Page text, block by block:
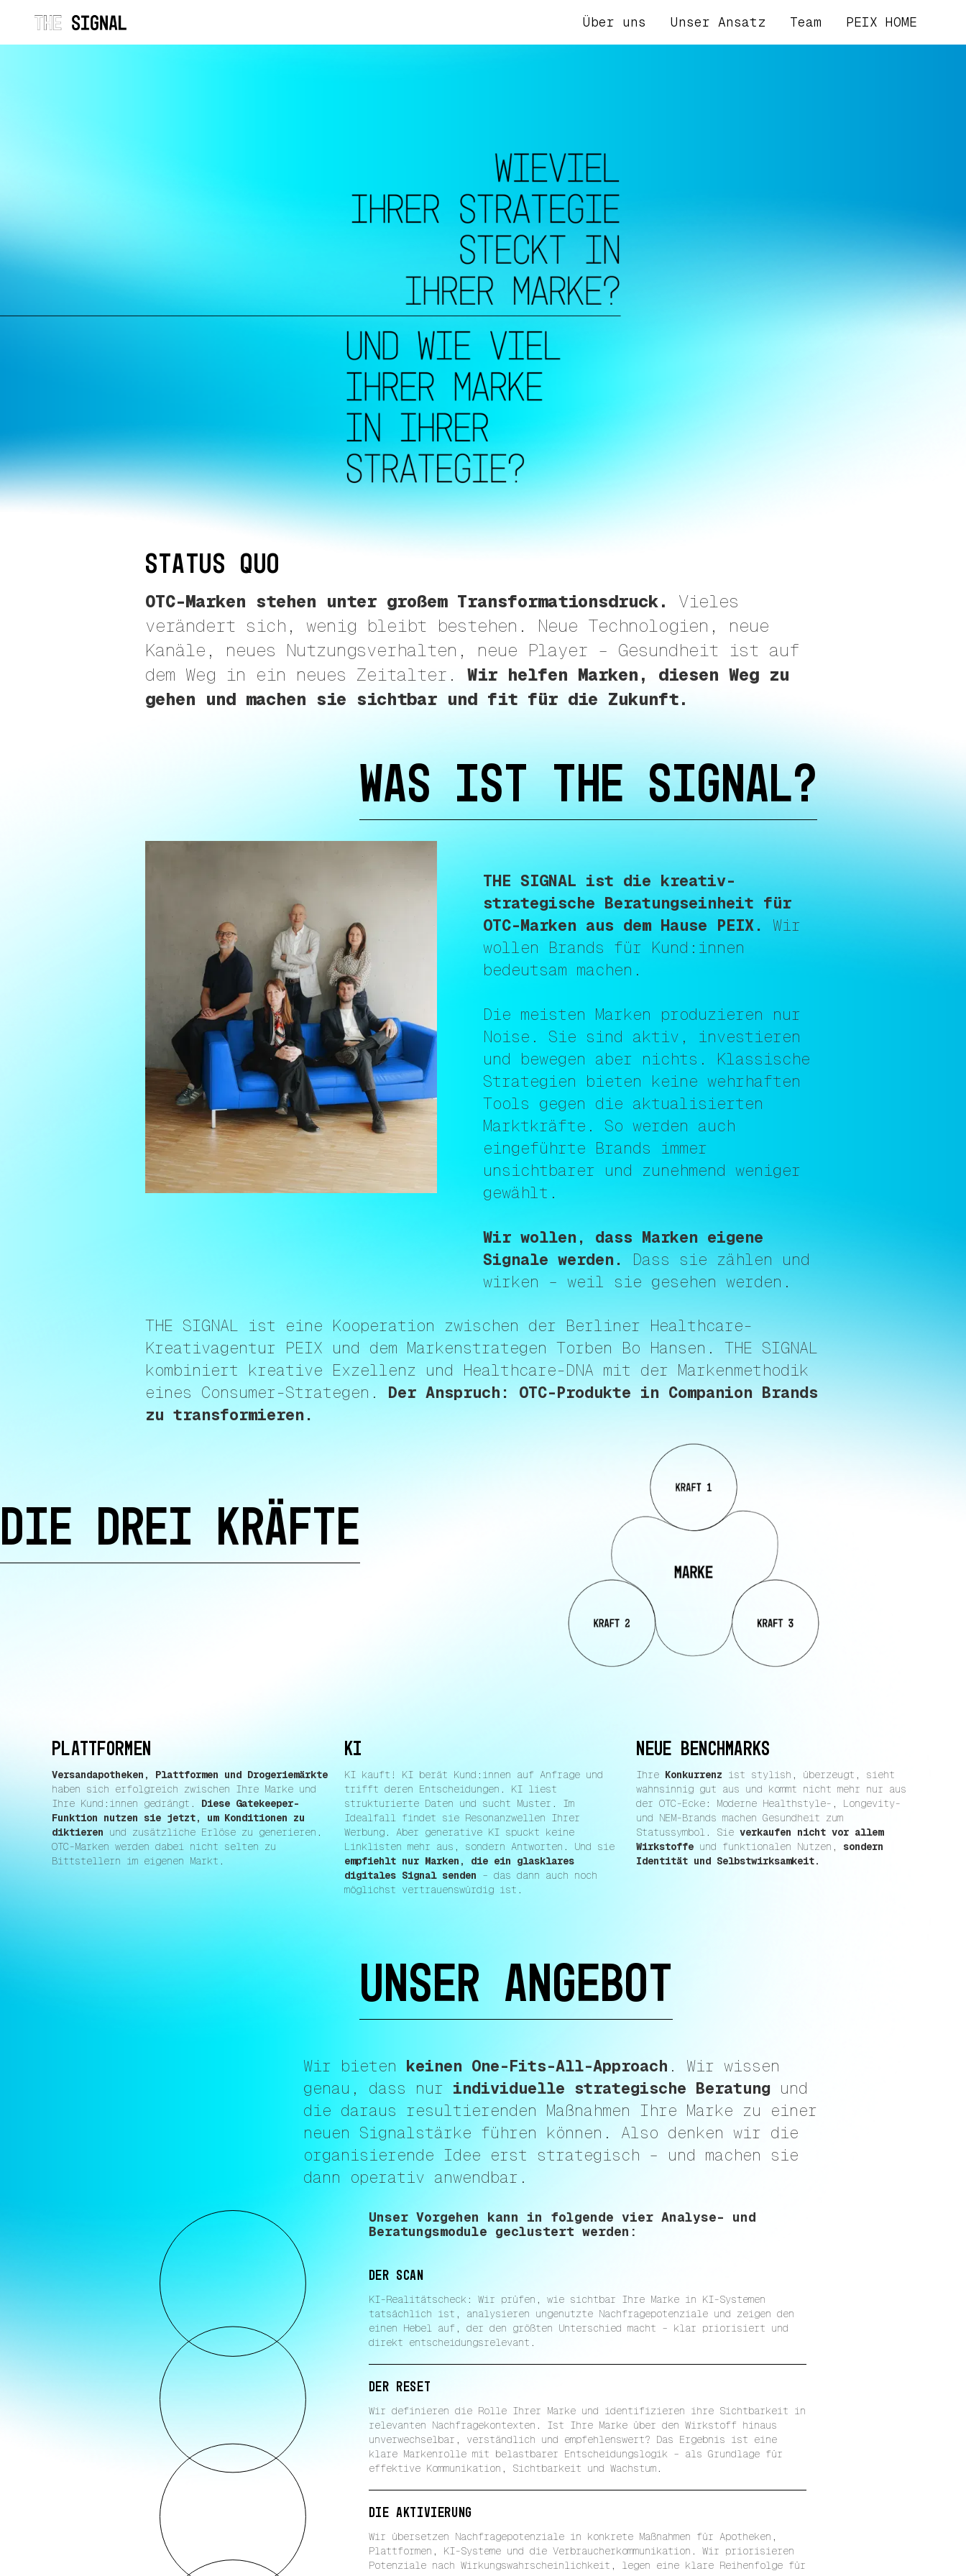
Über uns Unser Ansatz Team PEIX HOME
STATUS QUO
OTC-Marken stehen unter großem Transformationsdruck.
Vieles
verändert sich, wenig bleibt bestehen. Neue Technologien, neue
Kanäle, neues Nutzungsverhalten, neue Player – Gesundheit ist auf
dem Weg in ein neues Zeitalter. Wir helfen Marken, diesen Weg zu
gehen und machen sie sichtbar und fit für die Zukunft.
WAS IST THE SIGNAL?
THE SIGNAL ist die kreativ-
strategische Beratungseinheit für
OTC-Marken aus dem Hause PEIX.
Wir
wollen Brands für Kund:innen
bedeutsam machen.
Die meisten Marken produzieren nur
Noise. Sie sind aktiv, investieren
und bewegen aber nichts. Klassische
Strategien bieten keine wehrhaften
Tools gegen die aktualisierten
Marktkräfte. So werden auch
eingeführte Brands immer
unsichtbarer und zunehmend weniger
gewählt.
Wir wollen, dass Marken eigene
Signale werden.
Dass sie zählen und
wirken – weil sie gesehen werden.
THE SIGNAL ist eine Kooperation zwischen der Berliner Healthcare-
Kreativagentur PEIX und dem Markenstrategen Torben Bo Hansen. THE SIGNAL
kombiniert kreative Exzellenz und Healthcare-DNA mit der Markenmethodik
eines Consumer-Strategen. Der Anspruch: OTC-Produkte in Companion Brands
zu transformieren.
DIE Drei KRÄFTE
Plattformen
Versandapotheken, Plattformen und Drogeriemärkte
haben sich erfolgreich zwischen Ihre Marke und
Ihre Kund:innen gedrängt. Diese Gatekeeper-
Funktion nutzen sie jetzt, um Konditionen zu
diktieren und zusätzliche Erlöse zu generieren.
OTC-Marken werden dabei nicht selten zu
Bittstellern im eigenen Markt.
KI
KI kauft! KI berät Kund:innen auf Anfrage und
trifft deren Entscheidungen. KI liest
strukturierte Daten und sucht Muster. Im
Idealfall findet sie Resonanzwellen Ihrer
Werbung. Aber generative KI spuckt keine
Linklisten mehr aus, sondern Antworten. Und sie
empfiehlt nur Marken, die ein glasklares
digitales Signal senden – das dann auch noch
möglichst vertrauenswürdig ist.
Neue Benchmarks
Ihre Konkurrenz ist stylish, überzeugt, sieht
wahnsinnig gut aus und kommt nicht mehr nur aus
der OTC-Ecke: Moderne Healthstyle-, Longevity-
und NEM-Brands machen Gesundheit zum
Statussymbol. Sieverkaufen nicht vor allem
Wirkstoffe und funktionalen Nutzen, sondern
Identität und Selbstwirksamkeit.
UNSER ANGEBOT
Wir bieten keinen One-Fits-All-Approach . Wir wissen
genau, dass nur individuelle strategische Beratung und
die daraus resultierenden Maßnahmen Ihre Marke zu einer
neuen Signalstärke führen können. Also denken wir die
organisierende Idee erst strategisch – und machen sie
dann operativ anwendbar.
Unser Vorgehen kann in folgende vier Analyse- und
Beratungsmodule geclustert werden:
der scan
KI-Realitätscheck: Wir prüfen, wie sichtbar Ihre Marke in KI-Systemen
tatsächlich ist, analysieren ungenutzte Nachfragepotenziale und zeigen den
einen Hebel auf, der den größten Unterschied macht – klar priorisiert und
direkt entscheidungsrelevant.
der reset
Wir definieren die Rolle Ihrer Marke und identifizieren ihre Sichtbarkeit in
relevanten Nachfragekontexten. Ist Ihre Marke über den Wirkstoff hinaus
unverwechselbar, verständlich und empfehlenswert? Das Ergebnis ist eine
klare Markenrolle mit belastbarer Entscheidungslogik – als Grundlage für
effektive Kommunikation, Sichtbarkeit und Wachstum.
die aktivierung
Wir übersetzen Nachfragepotenziale in konkrete Maßnahmen für Apotheken,
Plattformen, KI-Systeme und die Verbraucherkommunikation. Wir priorisieren
Potenziale nach Wirkungswahrscheinlichkeit, legen eine klare Reihenfolge für